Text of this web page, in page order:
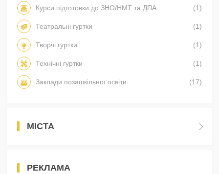
Курси підготовки до ЗНО/НМТ та ДПА (1)
Театральні гуртки (1)
Творчі гуртки (1)
Технічні гуртки (1)
Заклади позашкільної освіти (17)
МІСТА
РЕКЛАМА